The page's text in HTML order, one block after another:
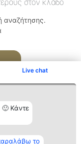
Live chat
Κάντε
το
στον κλάδο
αναζήτησης.
Επικοινωνία
Επικοινωνία